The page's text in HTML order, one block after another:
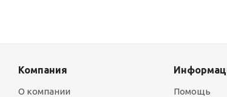
Компания
О компании
Помощь